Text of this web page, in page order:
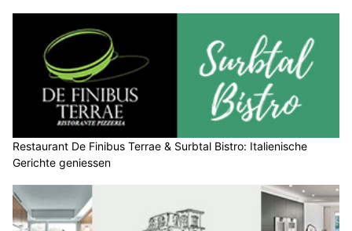
Restaurant De Finibus Terrae & Surbtal Bistro: Italienische
Gerichte geniessen